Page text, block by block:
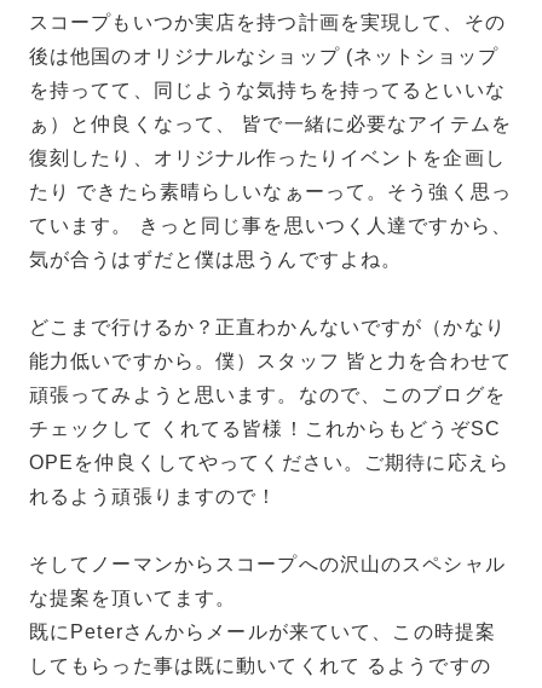
スコープもいつか実店を持つ計画を実現して、その
後は他国のオリジナルなショップ (ネットショップ
を持ってて、同じような気持ちを持ってるといいな
ぁ）と仲良くなって、 皆で一緒に必要なアイテムを
復刻したり、オリジナル作ったりイベントを企画し
たり できたら素晴らしいなぁーって。そう強く思っ
ています。 きっと同じ事を思いつく人達ですから、
気が合うはずだと僕は思うんですよね。
どこまで行けるか？正直わかんないですが（かなり
能力低いですから。僕）スタッフ 皆と力を合わせて
頑張ってみようと思います。なので、このブログを
チェックして くれてる皆様！これからもどうぞSC
OPEを仲良くしてやってください。ご期待に応えら
れるよう頑張りますので！
そしてノーマンからスコープへの沢山のスペシャル
な提案を頂いてます。
既にPeterさんからメールが来ていて、この時提案
してもらった事は既に動いてくれて るようですの